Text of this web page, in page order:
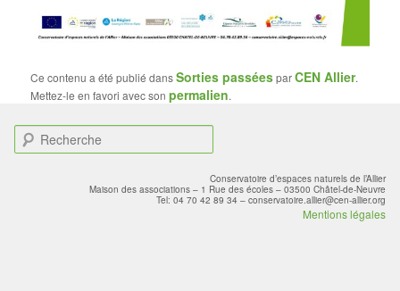
Ce contenu a été publié dansSorties passéesparCEN Allier.
Mettez-le en favori avec sonpermalien.
e
Conservatoire d’espaces naturels de l’Allier
Maison des associations – 1 Rue des écoles – 03500 Châtel-de-Neuvre
Tel: 04 70 42 89 34 – conservatoire.allier@cen-allier.org
Mentions légales